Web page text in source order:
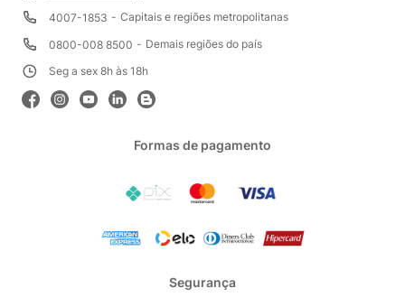
4007-1853
Capitais e regiões metropolitanas
0800-008 8500
Demais regiões do país
Seg a sex 8h às 18h
Formas de pagamento
Segurança